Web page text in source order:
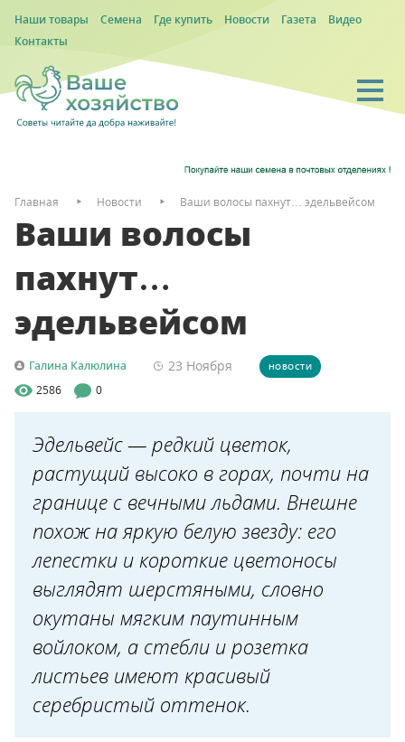
Наши товары Семена Где купить Новости Газета
Видео
Контакты
Главная Новости Ваши волосы пахнут… эдельвейсом
Ваши волосы
пахнут…
эдельвейсом
Галина Калюлина 23 Ноября НОВОСТИ
2586 0
Эдельвейс — редкий цветок,
растущий высоко в горах, почти на
границе с вечными льдами. Внешне
похож на яркую белую звезду: его
лепестки и короткие цветоносы
выглядят шерстяными, словно
окутаны мягким паутинным
войлоком, а стебли и розетка
листьев имеют красивый
серебристый оттенок.